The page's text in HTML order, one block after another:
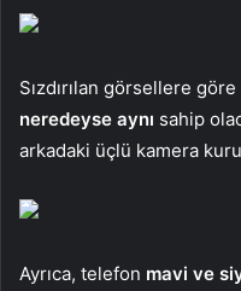
Sızdırılan görsellere
neredeyse aynı sahip
arkadaki üçlü kamera
Ayrıca, telefon mavi ve